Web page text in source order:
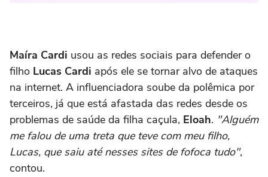
Maíra Cardi usou as redes sociais para defender o
filho Lucas Cardi após ele se tornar alvo de ataques
na internet. A influenciadora soube da polêmica por
terceiros, já que está afastada das redes desde os
problemas de saúde da filha caçula, Eloah. "Alguém
me falou de uma treta que teve com meu filho,
Lucas, que saiu até nesses sites de fofoca tudo",
contou.